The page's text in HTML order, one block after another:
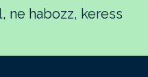
ne habozz, keress